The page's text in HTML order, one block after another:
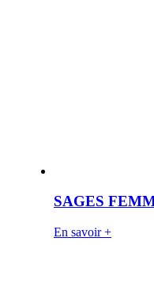
SAGES
En savoir +